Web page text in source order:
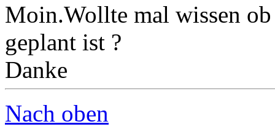
Moin.Wollte mal wissen
geplant ist ?
Danke
Nach oben